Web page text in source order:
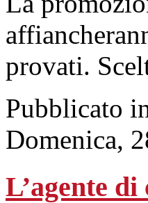
provati.
Pubblicato
Domenica,
L’agente